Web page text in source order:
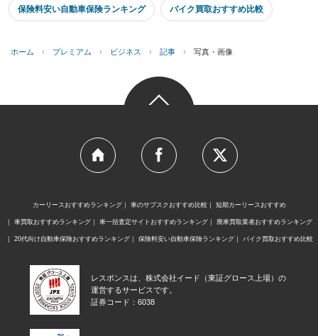
保険料安い自動車保険ランキング バイク買取おすすめ比較
ホーム › プレミアム › ビジネス › 記事 › 写真・画像
カーリースおすすめランキング 車のサブスクおすすめ比較 短期カーリースおすすめ
車買取おすすめランキング 車一括査定サイトおすすめランキング 廃車買取業者おすすめランキング
20代向け自動車保険おすすめランキング 保険料安い自動車保険ランキング バイク買取おすすめ比較
レスポンスは、株式会社イード（東証グロース上場）の
運営するサービスです。
証券コード：6038